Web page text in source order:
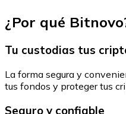
¿Por qué
Tu custodias tus
La forma segura y
tus fondos y proteger tus
Seguro y confiable